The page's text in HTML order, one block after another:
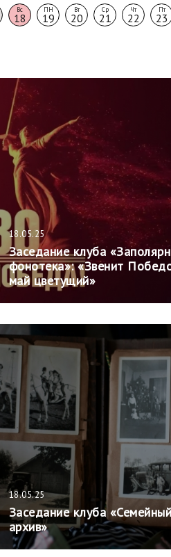
Вс
18
ПН
19
Вт
20
Ср
21
Чт
22
Пт
23
18.05.25
Заседание клуба
фонотека»: «Звенит
май цветущий»
18.05.25
Заседание клуба «Семейный
архив»